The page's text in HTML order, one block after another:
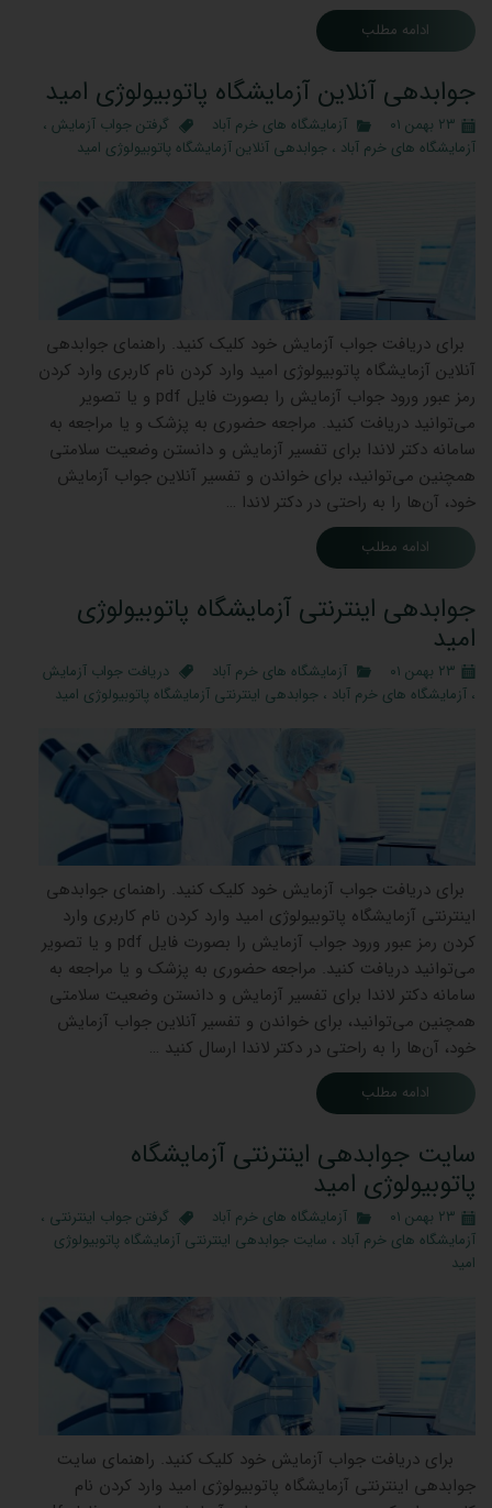
ادامه مطلب
جوابدهی آنلاین آزمایشگاه پاتوبیولوژی امید
۲۳ بهمن ۰۱ آزمایشگاه های خرم آباد گرفتن جواب آزمایش ،
آزمایشگاه های خرم آباد ، جوابدهی آنلاین آزمایشگاه پاتوبیولوژی امید
برای دریافت جواب آزمایش خود کلیک کنید. راهنمای جوابدهی
آنلاین آزمایشگاه پاتوبیولوژی امید وارد کردن نام کاربری وارد کردن
رمز عبور ورود جواب آزمایش را بصورت فایل pdf و یا تصویر
می‌توانید دریافت کنید. مراجعه حضوری به پزشک و یا مراجعه به
سامانه دکتر لاندا برای تفسیر آزمایش و دانستن وضعیت سلامتی
همچنین می‌توانید، برای خواندن و تفسیر آنلاین جواب آزمایش
خود، آن‌ها را به راحتی در دکتر لاندا …
ادامه مطلب
جوابدهی اینترنتی آزمایشگاه پاتوبیولوژی
امید
۲۳ بهمن ۰۱ آزمایشگاه های خرم آباد
دریافت جواب آزمایش
، آزمایشگاه های خرم آباد ، جوابدهی اینترنتی آزمایشگاه پاتوبیولوژی امید
برای دریافت جواب آزمایش خود کلیک کنید. راهنمای جوابدهی
اینترنتی آزمایشگاه پاتوبیولوژی امید وارد کردن نام کاربری وارد
کردن رمز عبور ورود جواب آزمایش را بصورت فایل pdf و یا تصویر
می‌توانید دریافت کنید. مراجعه حضوری به پزشک و یا مراجعه به
سامانه دکتر لاندا برای تفسیر آزمایش و دانستن وضعیت سلامتی
همچنین می‌توانید، برای خواندن و تفسیر آنلاین جواب آزمایش
خود، آن‌ها را به راحتی در دکتر لاندا ارسال کنید …
ادامه مطلب
سایت جوابدهی اینترنتی آزمایشگاه
پاتوبیولوژی امید
۲۳ بهمن ۰۱ آزمایشگاه های خرم آباد گرفتن جواب اینترنتی ،
آزمایشگاه های خرم آباد ، سایت جوابدهی اینترنتی آزمایشگاه پاتوبیولوژی
امید
برای دریافت جواب آزمایش خود کلیک کنید. راهنمای سایت
جوابدهی اینترنتی آزمایشگاه پاتوبیولوژی امید وارد کردن نام